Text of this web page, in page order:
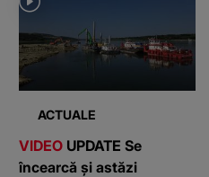
ACTUALE
VIDEO UPDATE Se
încearcă și astăzi